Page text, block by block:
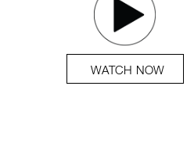
WATCH NOW